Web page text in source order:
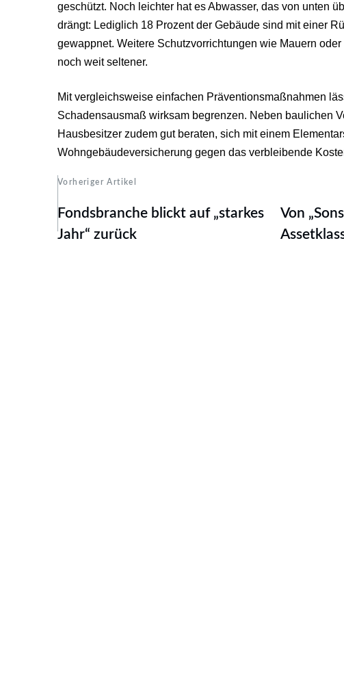
geschützt. Noch leichter hat es Abwasser, das von unten
drängt: Lediglich 18 Prozent der Gebäude sind mit einer
gewappnet. Weitere Schutzvorrichtungen wie Mauern
noch weit seltener.
Mit vergleichsweise einfachen Präventionsmaßnahmen
Schadensausmaß wirksam begrenzen. Neben baulichen
Hausbesitzer zudem gut beraten, sich mit einem
Wohngebäudeversicherung gegen das verbleibende
Vorheriger Artikel
Fondsbranche blickt auf „starkes
Jahr“ zurück
Von